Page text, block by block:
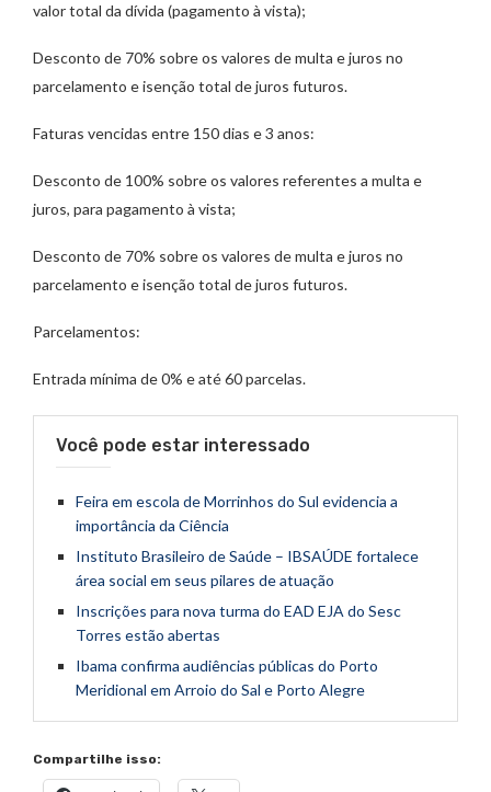
valor total da dívida (pagamento à vista);
Desconto de 70% sobre os valores de multa e juros no
parcelamento e isenção total de juros futuros.
Faturas vencidas entre 150 dias e 3 anos:
Desconto de 100% sobre os valores referentes a multa e
juros, para pagamento à vista;
Desconto de 70% sobre os valores de multa e juros no
parcelamento e isenção total de juros futuros.
Parcelamentos:
Entrada mínima de 0% e até 60 parcelas.
Você pode estar interessado
Feira em escola de Morrinhos do Sul evidencia a
importância da Ciência
Instituto Brasileiro de Saúde – IBSAÚDE fortalece
área social em seus pilares de atuação
Inscrições para nova turma do EAD EJA do Sesc
Torres estão abertas
Ibama confirma audiências públicas do Porto
Meridional em Arroio do Sal e Porto Alegre
Compartilhe isso: